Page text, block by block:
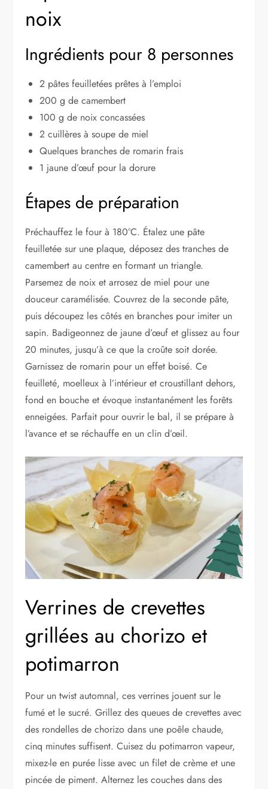
noix
Ingrédients pour 8 personnes
2 pâtes feuilletées prêtes à l’emploi
200 g de camembert
100 g de noix concassées
2 cuillères à soupe de miel
Quelques branches de romarin frais
1 jaune d’œuf pour la dorure
Étapes de préparation
Préchauffez le four à 180°C. Étalez une pâte
feuilletée sur une plaque, déposez des tranches de
camembert au centre en formant un triangle.
Parsemez de noix et arrosez de miel pour une
douceur caramélisée. Couvrez de la seconde pâte,
puis découpez les côtés en branches pour imiter un
sapin. Badigeonnez de jaune d’œuf et glissez au four
20 minutes, jusqu’à ce que la croûte soit dorée.
Garnissez de romarin pour un effet boisé. Ce
feuilleté, moelleux à l’intérieur et croustillant dehors,
fond en bouche et évoque instantanément les forêts
enneigées. Parfait pour ouvrir le bal, il se prépare à
l’avance et se réchauffe en un clin d’œil.
Verrines de crevettes
grillées au chorizo et
potimarron
Pour un twist automnal, ces verrines jouent sur le
fumé et le sucré. Grillez des queues de crevettes avec
des rondelles de chorizo dans une poêle chaude,
cinq minutes suffisent. Cuisez du potimarron vapeur,
mixez-le en purée lisse avec un filet de crème et une
pincée de piment. Alternez les couches dans des